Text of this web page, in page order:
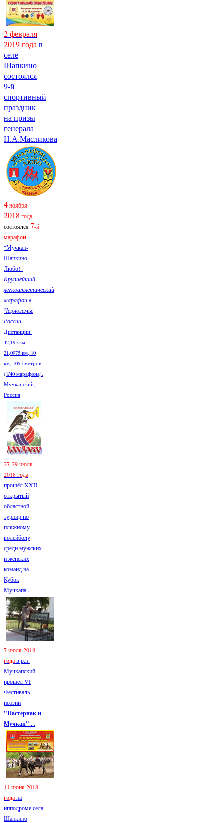
2 февраля
2019 года в
селе
Шапкино
состоялся
9-й
спортивный
праздник
на призы
генерала
Н.А.Масликова
4ноября
2018 года
состоялся7-й
марафон
"Мучкап-
Шапкино-
Любо!"
Крупнейший
легкоатлетический
марафон в
Черноземье
России.
Дистанции:
42,195 км,
21,0975 км, 10
км, 1055 метров
(1/40 марафона).
Мучкапский,
Россия
27-29 июля
2018 года
прошёл XXII
открытый
областной
турнир по
пляжному
волейболу
среди мужских
и женских
команд на
Кубок
Мучкапа...
7 июля 2018
годав р.п.
Мучкапский
прошел VI
Фестиваль
поэзии
"Пастернак и
Мучкап"....
11 июня 2018
годана
ипподроме села
Шапкино